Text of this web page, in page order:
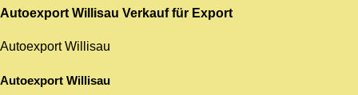
Autoexport Willisau Verkauf für Export
Autoexport Willisau
Autoexport Willisau